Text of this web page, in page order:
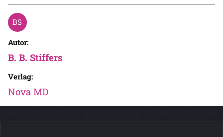
Autor:
B. B. Stiffers
Verlag:
Nova MD